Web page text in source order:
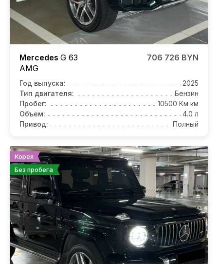
Mercedes G 63
AMG
706 726 BYN
Год выпуска:
2025
Тип двигателя:
Бензин
Пробег:
10500 Км км
Объем:
4.0 л
Привод:
Полный
Корея
Без пробега